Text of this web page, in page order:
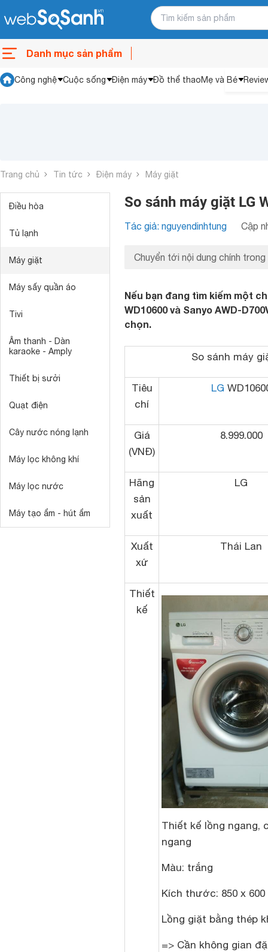
Danh mục sản phẩm
Công nghệ Cuộc sống Điện máy Đồ thể thaoMẹ và Bé
Trang chủ Tin tức Điện máy Máy giặt
Điều hòa
Tủ lạnh
Máy giặt
Máy sấy quần áo
Tivi
Âm thanh - Dàn
karaoke - Amply
Thiết bị sưởi
Quạt điện
Cây nước nóng lạnh
Máy lọc không khí
Máy lọc nước
Máy tạo ẩm - hút ẩm
So sánh máy giặt LG
Tác giả: nguyendinhtung Cập
Chuyển tới nội dung chính trong
Nếu bạn đang tìm kiếm một
WD10600 và Sanyo AWD-
chọn.
So sánh máy
Tiêu
chí
LG
Giá
(VNĐ)
8.999.000
Hãng
sản
xuất
LG
Xuất
xứ
Thái Lan
Thiết
kế
Thiết kế lồng ngang,
ngang
Màu: trắng
Kích thước: 850 x 600
Lồng giặt bằng thép
=> Cần không gian